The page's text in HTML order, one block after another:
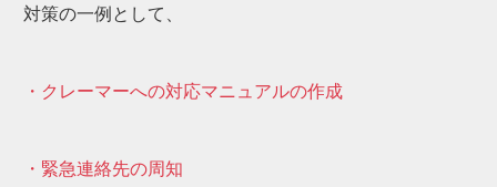
対策の一例として、
・クレーマーへの対応マニュアルの作成
・緊急連絡先の周知